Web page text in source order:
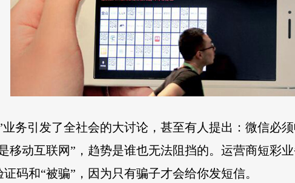
务引发了全社会的大讨论，甚至有人提出：微信必
移动互联网”，趋势是谁也无法阻挡的。运营商短彩
码和“被骗”，因为只有骗子才会给你发短信。